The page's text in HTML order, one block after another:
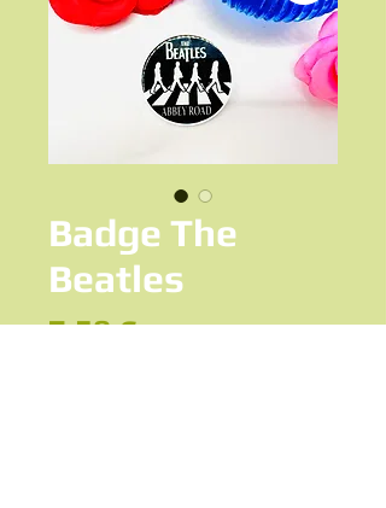
Badge The
Beatles
7,50 €Prix